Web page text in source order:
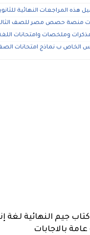
هذه المراجعات النهائية
منصة حصص مصر للصف الثالث
وملخصات وامتحانات اللغة
الخاص ب نماذج امتحانات الصف
عامة بالاجابات